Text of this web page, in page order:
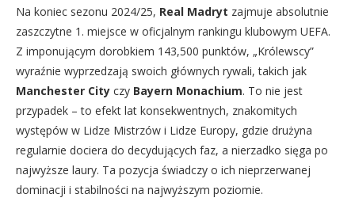
Na koniec sezonu 2024/25, Real Madryt zajmuje absolutnie
zaszczytne 1. miejsce w oficjalnym rankingu klubowym UEFA.
Z imponującym dorobkiem 143,500 punktów, „Królewscy”
wyraźnie wyprzedzają swoich głównych rywali, takich jak
Manchester City czy Bayern Monachium. To nie jest
przypadek – to efekt lat konsekwentnych, znakomitych
występów w Lidze Mistrzów i Lidze Europy, gdzie drużyna
regularnie dociera do decydujących faz, a nierzadko sięga po
najwyższe laury. Ta pozycja świadczy o ich nieprzerwanej
dominacji i stabilności na najwyższym poziomie.